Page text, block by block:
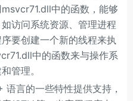
中的函数，能够
访问系统资源、管理进程
要创建一个新的线程来执
中的函数来与操作系
管理。
言的一些特性提供支持，